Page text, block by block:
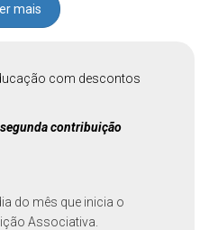
mais
com descontos
contribuição
do mês que inicia o
Associativa.